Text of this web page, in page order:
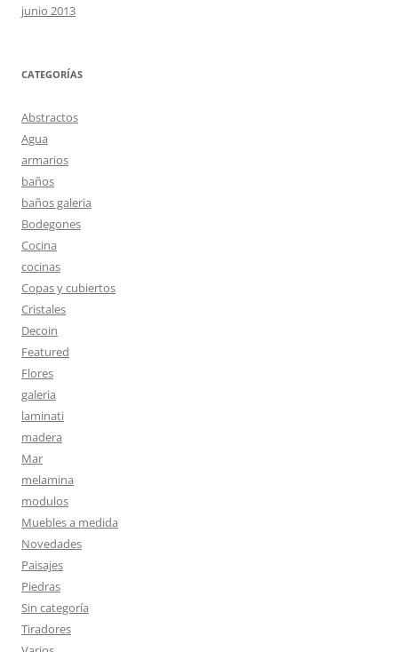
junio 2013
CATEGORÍAS
Abstractos
Agua
armarios
baños
baños galeria
Bodegones
Cocina
cocinas
Copas y cubiertos
Cristales
Decoin
Featured
Flores
galeria
laminati
madera
Mar
melamina
modulos
Muebles a medida
Novedades
Paisajes
Piedras
Sin categoría
Tiradores